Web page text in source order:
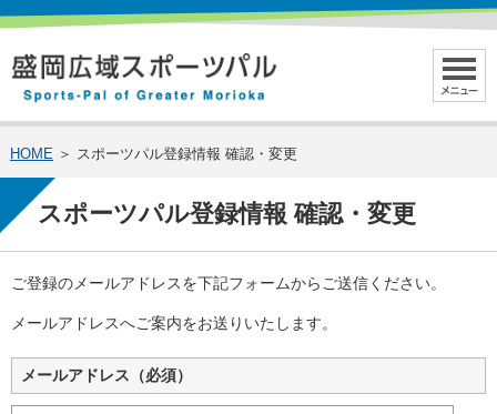
HOME＞ スポーツパル登録情報 確認・変更
スポーツパル登録情報 確認・変更
ご登録のメールアドレスを下記フォームからご送信ください。
メールアドレスへご案内をお送りいたします。
メールアドレス（必須）